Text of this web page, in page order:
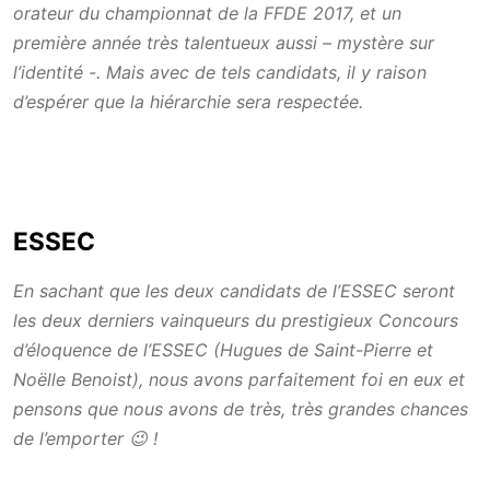
orateur du championnat de la FFDE 2017, et un
première année très talentueux aussi – mystère sur
l’identité -. Mais avec de tels candidats, il y raison
d’espérer que la hiérarchie sera respectée.
ESSEC
En sachant que les deux candidats de l’ESSEC seront
les deux derniers vainqueurs du prestigieux Concours
d’éloquence de l’ESSEC (Hugues de Saint-Pierre et
Noëlle Benoist), nous avons parfaitement foi en eux et
pensons que nous avons de très, très grandes chances
de l’emporter 😉 !